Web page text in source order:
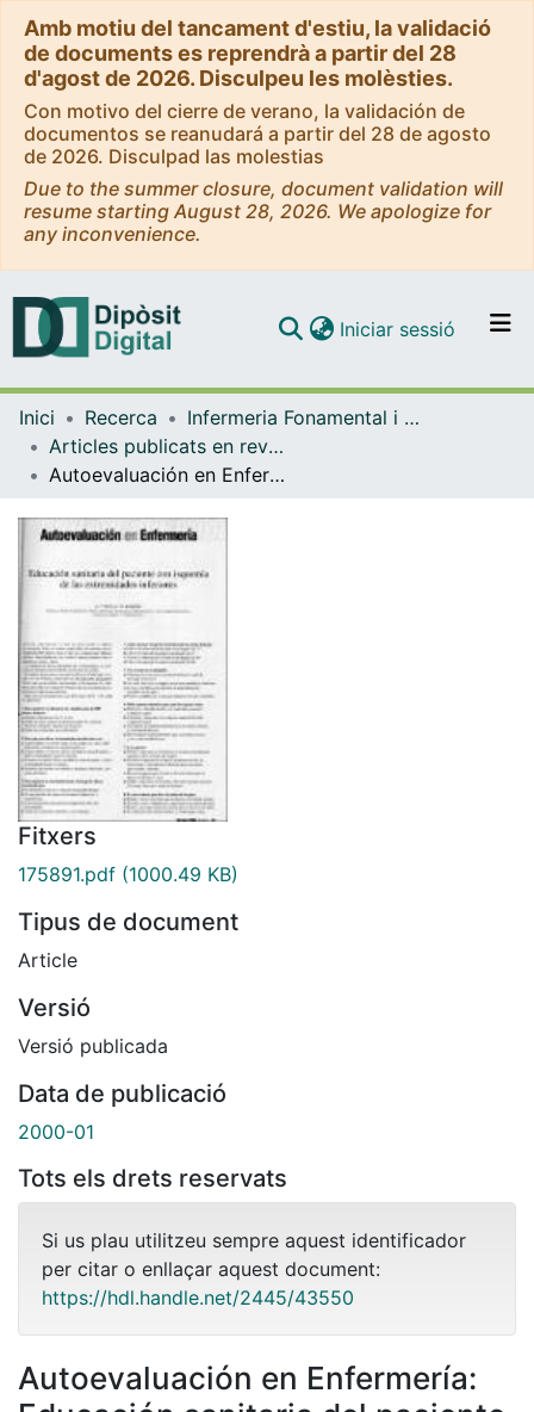
Amb motiu del tancament d'estiu, la validació
de documents es reprendrà a partir del 28
d'agost de 2026. Disculpeu les molèsties.
Con motivo del cierre de verano, la validación de
documentos se reanudará a partir del 28 de agosto
de 2026. Disculpad las molestias
Due to the summer closure, document validation will
resume starting August 28, 2026. We apologize for
any inconvenience.
Navega per tot el DD
Iniciar sessió (current)
Inici Recerca
Infermeria Fonamental i Clínica
Articles publicats en revistes (Infermeria Fonamental i Clínica)
Autoevaluación en Enfermería: Educación sanitaria del paciente con isquemia de las extremidades inferiores
Fitxers
175891.pdf (1000.49 KB)
Tipus de document
Article
Versió
Versió publicada
Data de publicació
2000-01
Tots els drets reservats
Si us plau utilitzeu sempre aquest identificador
per citar o enllaçar aquest document:
https://hdl.handle.net/2445/43550
Autoevaluación en Enfermería: